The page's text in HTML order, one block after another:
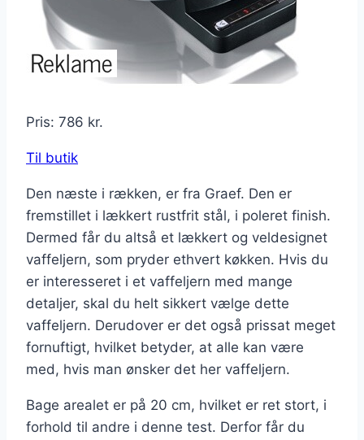
Pris: 786 kr.
Til butik
Den næste i rækken, er fra Graef. Den er
fremstillet i lækkert rustfrit stål, i poleret finish.
Dermed får du altså et lækkert og veldesignet
vaffeljern, som pryder ethvert køkken. Hvis du
er interesseret i et vaffeljern med mange
detaljer, skal du helt sikkert vælge dette
vaffeljern. Derudover er det også prissat meget
fornuftigt, hvilket betyder, at alle kan være
med, hvis man ønsker det her vaffeljern.
Bage arealet er på 20 cm, hvilket er ret stort, i
forhold til andre i denne test. Derfor får du